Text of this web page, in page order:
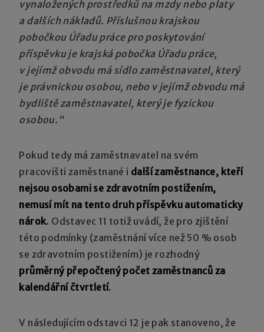
vynaložených prostředků na mzdy nebo platy
a dalších nákladů. Příslušnou krajskou
pobočkou Úřadu práce pro poskytování
příspěvku je krajská pobočka Úřadu práce,
v jejímž obvodu má sídlo zaměstnavatel, který
je právnickou osobou, nebo v jejímž obvodu má
bydliště zaměstnavatel, který je fyzickou
osobou.“
Pokud tedy má zaměstnavatel na svém
pracovišti zaměstnané i další zaměstnance, kteří
nejsou osobami se zdravotním postižením,
nemusí mít na tento druh příspěvku automaticky
nárok. Odstavec 11 totiž uvádí, že pro zjištění
této podmínky (zaměstnání více než 50 % osob
se zdravotním postižením) je rozhodný
průměrný přepočtený počet zaměstnanců za
kalendářní čtvrtletí.
V následujícím odstavci 12 je pak stanoveno, že